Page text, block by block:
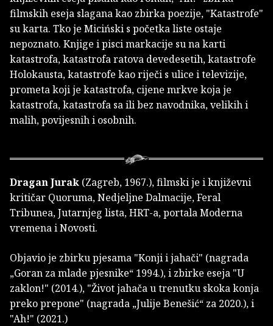
filmskih eseja slagana kao zbirka poezije, "Katastrofe"
su karta. Tko je Miciński s početka liste ostaje
nepoznato. Knjige i pisci markacije su na karti
katastrofa, katastrofa ratova devedesetih, katastrofe
Holokausta, katastrofe kao riječi s ulice i televizije,
prometa koji je katastrofa, cijene mrkve koja je
katastrofa, katastrofa sa ili bez navodnika, velikih i
malih, povijesnih i osobnih.
Dragan Jurak (Zagreb, 1967.), filmski je i književni
kritičar Quoruma, Nedjeljne Dalmacije, Feral
Tribunea, Jutarnjeg lista, HRT-a, portala Moderna
vremena i Novosti.
Objavio je zbirku pjesama "Konji i jahači" (nagrada
„Goran za mlade pjesnike“ 1994.), i zbirke eseja "U
zaklon!" (2014.), "Život jahača u trenutku skoka konja
preko prepone" (nagrada „Julije Benešić“ za 2020.), i
"Ah!" (2021.)